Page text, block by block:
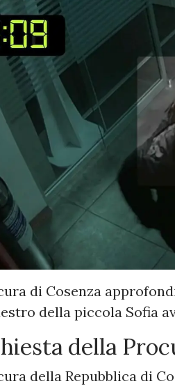
di Cosenza
della piccola Sofia
della
della Repubblica di